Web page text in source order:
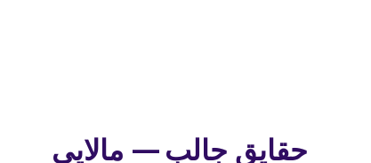
حقایق جالب — مالایی